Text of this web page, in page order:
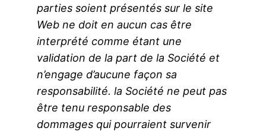
parties soient présentés sur le site
Web ne doit en aucun cas être
interprété comme étant une
validation de la part de la Société et
n’engage d’aucune façon sa
responsabilité. la Société ne peut pas
être tenu responsable des
dommages qui pourraient survenir